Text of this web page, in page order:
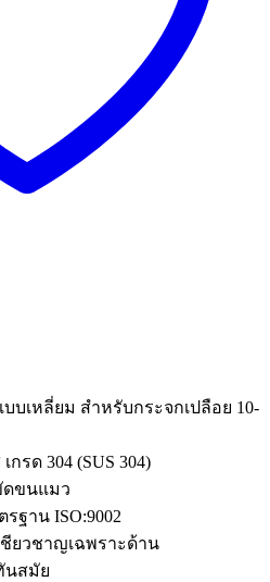
บเหลี่ยม สำหรับกระจกเปลือย 10-
รด 304 (SUS 304)
ดขนแมว
ฐาน ISO:9002
ยวชาญเฉพราะด้าน
นสมัย